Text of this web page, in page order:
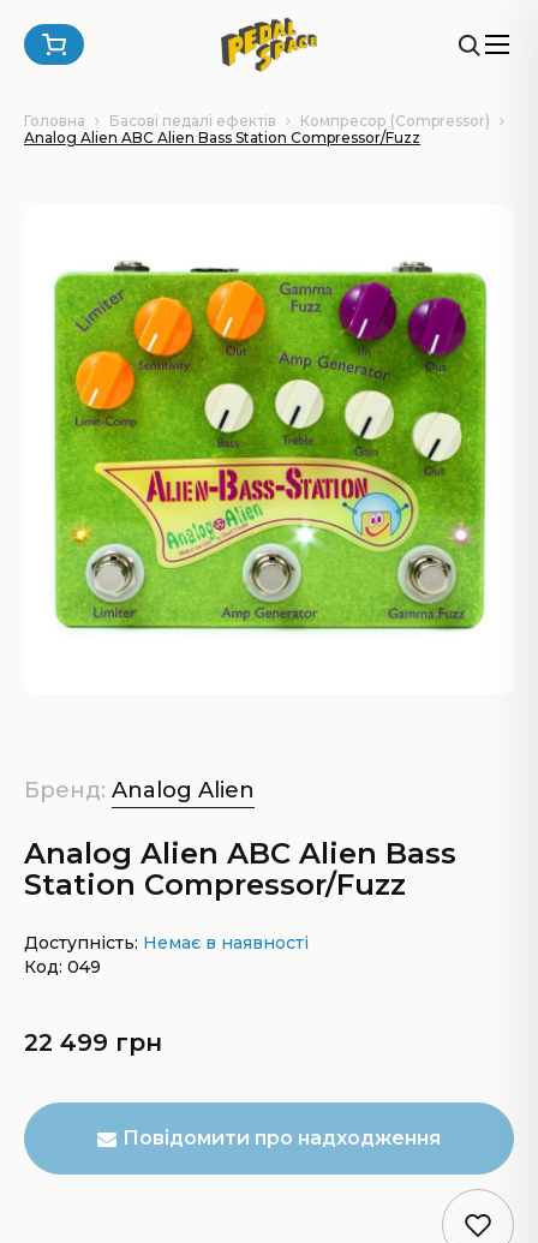
Головна Басові педалі ефектів
Компресор (Compressor)
Analog Alien ABC Alien Bass Station Compressor/Fuzz
Бренд: Analog Alien
Analog Alien ABC Alien Bass
Station Compressor/Fuzz
Доступність: Немає в наявності
Код: 049
22 499 грн
Повідомити про надходження